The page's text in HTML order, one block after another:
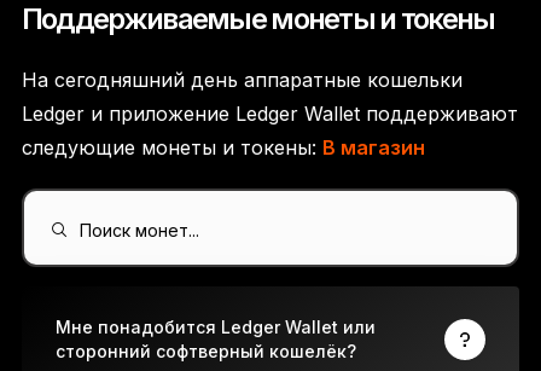
Продуманное во всём
Ledger NanoGen5
Возможность персонализировать
Поддерживаемые монеты и токены
На сегодняшний день аппаратные кошельки
Ledger и приложение Ledger Wallet поддерживают
следующие монеты и токены: В магазин
Поиск монет...
Мне понадобится Ledger Wallet или
сторонний софтверный кошелёк?